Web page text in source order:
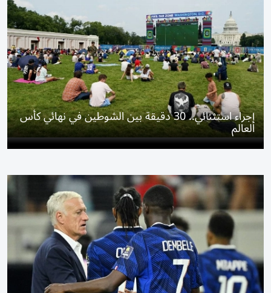
إجراء استثنائي.. 30 دقيقة بين الشوطين في نهائي كأس
العالم